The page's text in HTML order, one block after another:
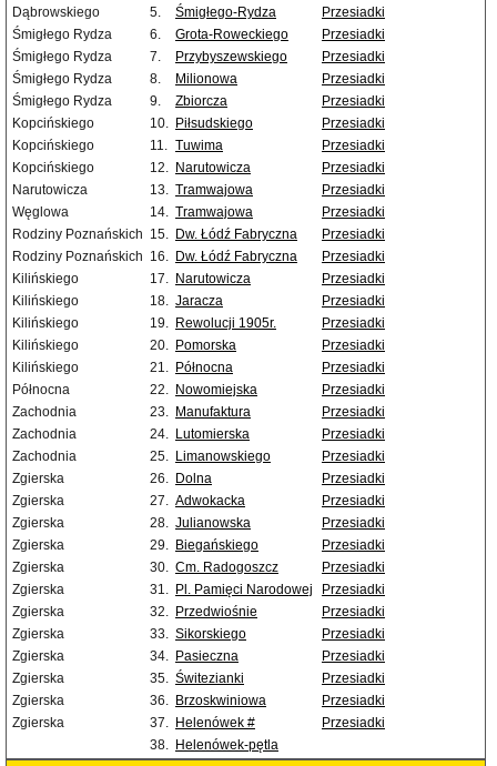
Dąbrowskiego
5. Śmigłego-Rydza
Przesiadki
Śmigłego Rydza
6. Grota-Roweckiego
Przesiadki
Śmigłego Rydza
7. Przybyszewskiego
Przesiadki
Śmigłego Rydza
8. Milionowa
Przesiadki
Śmigłego Rydza
9. Zbiorcza
Przesiadki
Kopcińskiego
10. Piłsudskiego
Przesiadki
Kopcińskiego
11. Tuwima
Przesiadki
Kopcińskiego
12. Narutowicza
Przesiadki
Narutowicza
13. Tramwajowa
Przesiadki
Węglowa
14. Tramwajowa
Przesiadki
Rodziny Poznańskich 15. Dw. Łódź Fabryczna
Przesiadki
Rodziny Poznańskich 16. Dw. Łódź Fabryczna
Przesiadki
Kilińskiego
17. Narutowicza
Przesiadki
Kilińskiego
18. Jaracza
Przesiadki
Kilińskiego
19. Rewolucji 1905r.
Przesiadki
Kilińskiego
20. Pomorska
Przesiadki
Kilińskiego
21. Północna
Przesiadki
Północna
22. Nowomiejska
Przesiadki
Zachodnia
23. Manufaktura
Przesiadki
Zachodnia
24. Lutomierska
Przesiadki
Zachodnia
25. Limanowskiego
Przesiadki
Zgierska
26. Dolna
Przesiadki
Zgierska
27. Adwokacka
Przesiadki
Zgierska
28. Julianowska
Przesiadki
Zgierska
29. Biegańskiego
Przesiadki
Zgierska
30. Cm. Radogoszcz
Przesiadki
Zgierska
31. Pl. Pamięci Narodowej
Przesiadki
Zgierska
32. Przedwiośnie
Przesiadki
Zgierska
33. Sikorskiego
Przesiadki
Zgierska
34. Pasieczna
Przesiadki
Zgierska
35. Świtezianki
Przesiadki
Zgierska
36. Brzoskwiniowa
Przesiadki
Zgierska
37. Helenówek #
Przesiadki
38. Helenówek-pętla